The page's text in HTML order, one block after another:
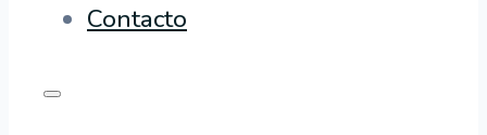
Contacto